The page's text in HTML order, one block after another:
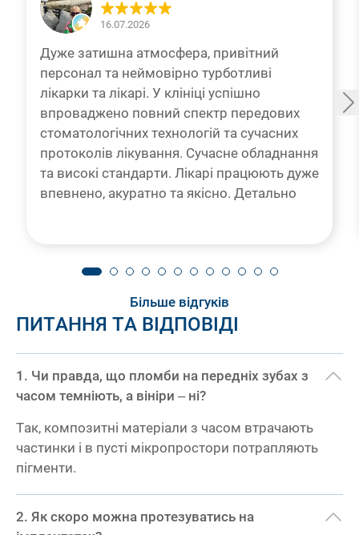
16.07.2026
Дуже затишна атмосфера, привітний
персонал та неймовірно турботливі
лікарки та лікарі. У клініці успішно
впроваджено повний спектр передових
стоматологічних технологій та сучасних
протоколів лікування. Сучасне обладнання
та високі стандарти. Лікарі працюють дуже
впевнено, акуратно та якісно. Детально
5 років — тільки сюди, і рекомендую всім
високий професіоналізм!
Більше відгуків
Відгуки автоматично перекладено Google Translate
ПИТАННЯ ТА ВІДПОВІДІ
Чи правда, що пломби на передніх зубах з
часом темніють, а вініри – ні?
Так, композитні матеріали з часом втрачають
частинки і в пусті мікропростори потрапляють
пігменти.
Як скоро можна протезуватись на